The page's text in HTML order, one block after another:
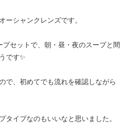
ーシャンクレンズです。
セットで、朝・昼・夜のスープと間
です✨
で、初めてでも流れを確認しながら
タイプなのもいいなと思いました。